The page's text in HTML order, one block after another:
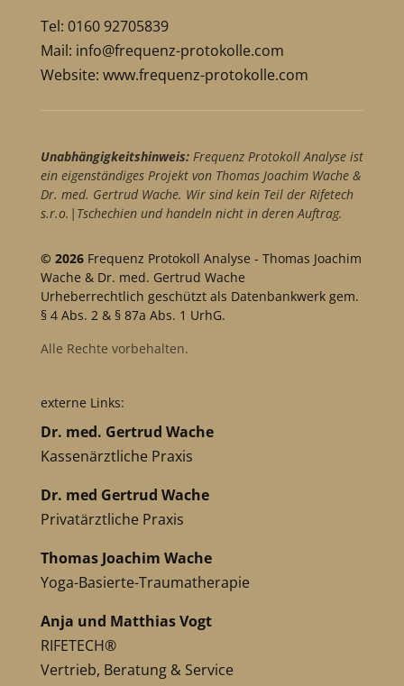
Tel: 0160 92705839
Mail: info@frequenz-protokolle.com
Website: www.frequenz-protokolle.com
Unabhängigkeitshinweis:Frequenz Protokoll Analyse ist
ein eigenständiges Projekt von Thomas Joachim Wache &
Dr. med. Gertrud Wache. Wir sind kein Teil der Rifetech
s.r.o.|Tschechien und handeln nicht in deren Auftrag.
© 2026 Frequenz Protokoll Analyse - Thomas Joachim
Wache & Dr. med. Gertrud Wache
Urheberrechtlich geschützt als Datenbankwerk gem.
§ 4 Abs. 2 & § 87a Abs. 1 UrhG.
Alle Rechte vorbehalten.
externe Links:
Dr. med. Gertrud Wache
Kassenärztliche Praxis
Dr. med Gertrud Wache
Privatärztliche Praxis
Thomas Joachim Wache
Yoga-Basierte-Traumatherapie
Anja und Matthias Vogt
RIFETECH®
Vertrieb, Beratung & Service